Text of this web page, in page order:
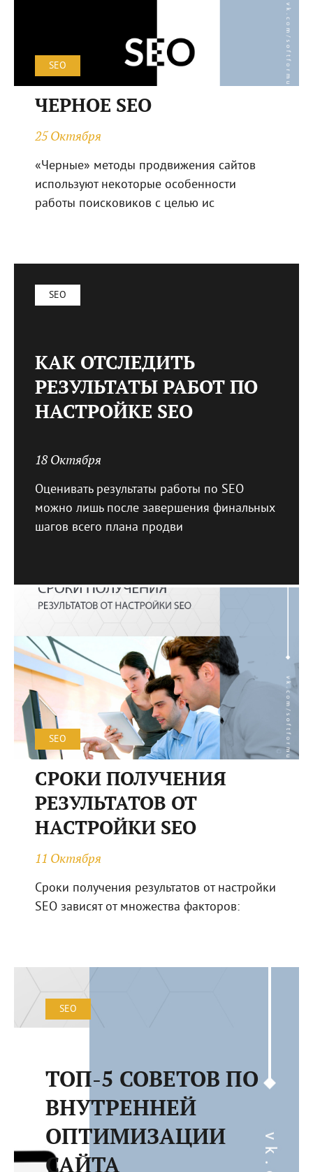
SEO
ЧЕРНОЕ SEO
25 Октября
«Черные» методы продвижения сайтов
используют некоторые особенности
работы поисковиков с целью ис
SEO
КАК ОТСЛЕДИТЬ
РЕЗУЛЬТАТЫ РАБОТ ПО
НАСТРОЙКЕ SEO
18 Октября
Оценивать результаты работы по SEO
можно лишь после завершения финальных
шагов всего плана продви
SEO
СРОКИ ПОЛУЧЕНИЯ
РЕЗУЛЬТАТОВ ОТ
НАСТРОЙКИ SEO
11 Октября
Сроки получения результатов от настройки
SEO зависят от множества факторов:
SEO
ТОП-5 СОВЕТОВ ПО
ВНУТРЕННЕЙ
ОПТИМИЗАЦИИ
САЙТА